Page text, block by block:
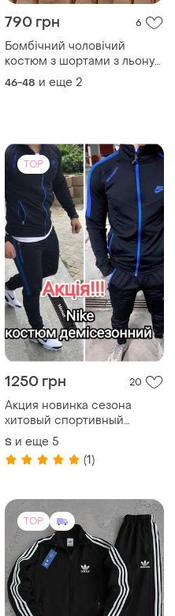
790 грн 6
Бомбічний чоловічий
костюм з шортами з льону
4456
46-48 и еще 2
TOP
1250 грн 20
Акция новинка сезона
хитовый спортивный
костюм разные цвета
S и еще 5
(1)
TOP